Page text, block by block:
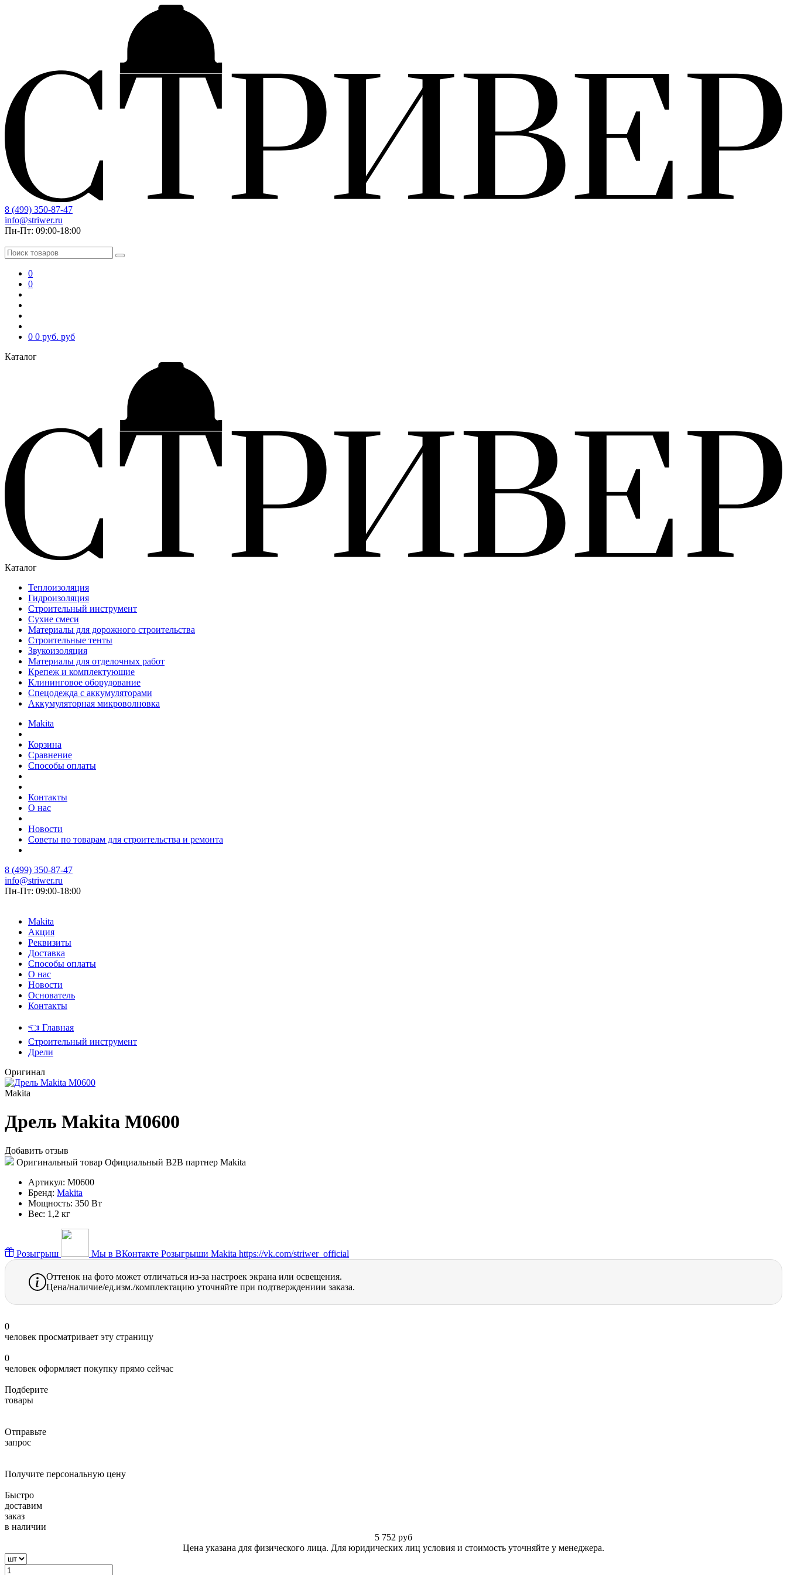
8 (499) 350-87-47
info@striwer.ru
Пн-Пт: 09:00-18:00
0
0
0 0 руб. руб
Каталог
Каталог
Теплоизоляция
Гидроизоляция
Строительный инструмент
Сухие смеси
Материалы для дорожного строительства
Строительные тенты
Звукоизоляция
Материалы для отделочных работ
Крепеж и комплектующие
Клининговое оборудование
Спецодежда с аккумуляторами
Аккумуляторная микроволновка
Makita
Корзина
Сравнение
Способы оплаты
Контакты
О нас
Новости
Советы по товарам для строительства и ремонта
8 (499) 350-87-47
info@striwer.ru
Пн-Пт: 09:00-18:00
Makita
Акция
Реквизиты
Доставка
Способы оплаты
О нас
Новости
Основатель
Контакты
👈 Главная
Строительный инструмент
Дрели
Оригинал
Makita
Дрель Makita M0600
Добавить отзыв
Оригинальный товар Официальный B2B партнер Makita
Артикул: M0600
Бренд: Makita
Мощность: 350 Вт
Вес: 1,2 кг
Розыгрыш Мы в ВКонтакте Розыгрыши Makita https://vk.com/striwer_official
Оттенок на фото может отличаться из-за настроек экрана или освещения.
Цена/наличие/ед.изм./комплектацию уточняйте при подтверждениии заказа.
0
человек просматривает эту страницу
0
человек оформляет покупку прямо сейчас
Подберите
товары
Отправьте
запрос
Получите персональную цену
Быстро
доставим
заказ
в наличии
5 752 руб
Цена указана для физического лица. Для юридических лиц условия и стоимость уточняйте у менеджера.